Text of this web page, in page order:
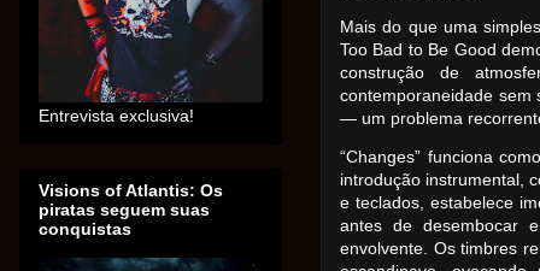
Mais do que uma
Too Bad to Be Good
construção de
contemporaneidade sem
— um problema
“Changes” funciona
introdução instrumental,
e teclados, estabelece
antes de desembocar
envolvente. Os timbres
Entrevista exclusiva!
Visions of Atlantis: Os
piratas seguem suas
conquistas